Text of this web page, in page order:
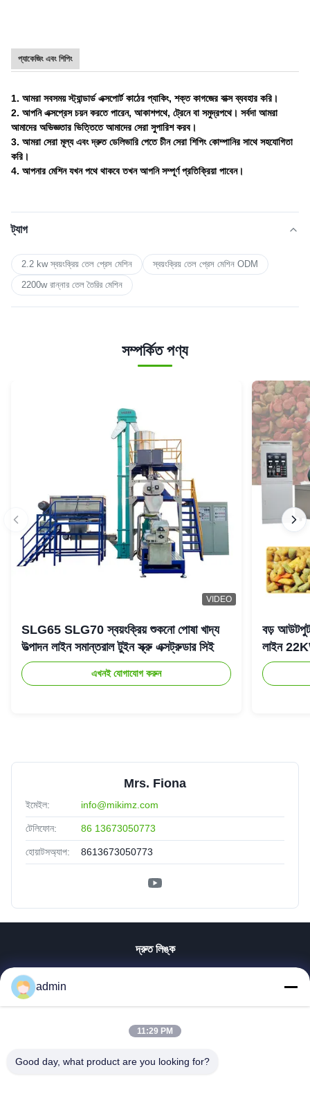
প্যাকেজিং এবং শিপিং
1. আমরা সবসময় স্ট্যান্ডার্ড এক্সপোর্ট কাঠের প্যাকিং, শক্ত কাগজের বাক্স ব্যবহার করি।
2. আপনি এক্সপ্রেস চয়ন করতে পারেন, আকাশপথে, ট্রেনে বা সমুদ্রপথে। সর্বদা আমরা
আমাদের অভিজ্ঞতার ভিত্তিতে আমাদের সেরা সুপারিশ করব।
3. আমরা সেরা মূল্য এবং দ্রুত ডেলিভারি পেতে চীন সেরা শিপিং কোম্পানির সাথে সহযোগিতা
করি।
4. আপনার মেশিন যখন পথে থাকবে তখন আপনি সম্পূর্ণ প্রতিক্রিয়া পাবেন।
ট্যাগ
2.2 kw স্বয়ংক্রিয় তেল প্রেস মেশিন
স্বয়ংক্রিয় তেল প্রেস মেশিন ODM
2200w রান্নার তেল তৈরির মেশিন
সম্পর্কিত পণ্য
VIDEO
SLG65 SLG70 স্বয়ংক্রিয় শুকনো পোষা খাদ্য
উত্পাদন লাইন সমান্তরাল টুইন স্ক্রু এক্সট্রুডার সিই
এখনই যোগাযোগ করুন
বড় আউটপুট
লাইন
Mrs. Fiona
ইমেইল: info@mikimz.com
টেলিফোন: 86 13673050773
হোয়াটসঅ্যাপ: 8613673050773
দ্রুত লিঙ্ক
VR প্রদর্শন
আমাদের সম্পর্কে
মান নিয়ন্ত্রণ
admin
11:29 PM
Good day, what product are you looking for?